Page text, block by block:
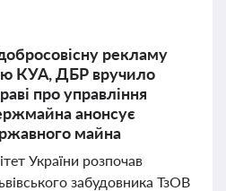
рекламу
КУА, ДБР вручило
про управління
анонсує
майна
України розпочав
забудовника ТзОВ